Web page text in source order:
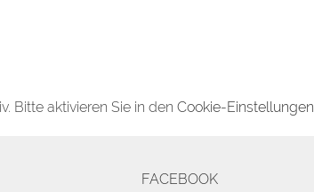
Bitte aktivieren Sie in den Cookie-Einstellungen
FACEBOOK